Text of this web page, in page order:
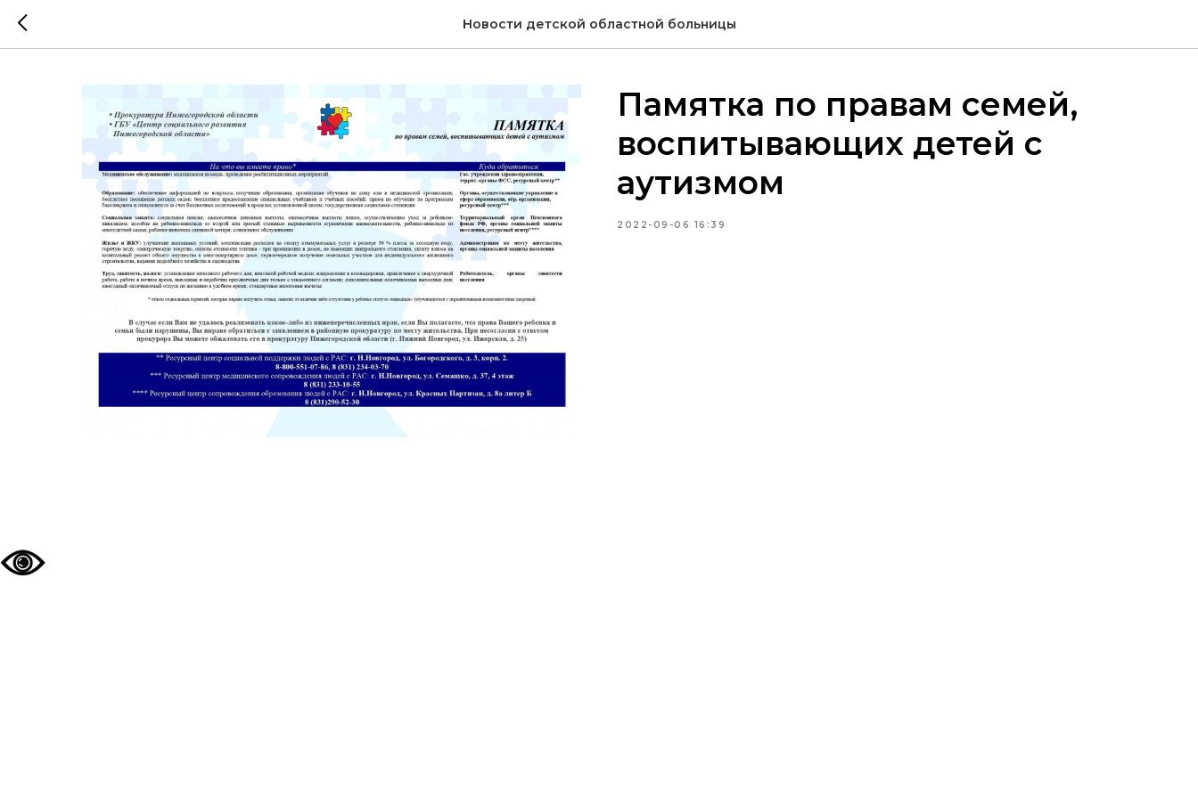
Новости детской областной больницы
Памятка по правам семей,
воспитывающих детей с
аутизмом
2022-09-06 16:39